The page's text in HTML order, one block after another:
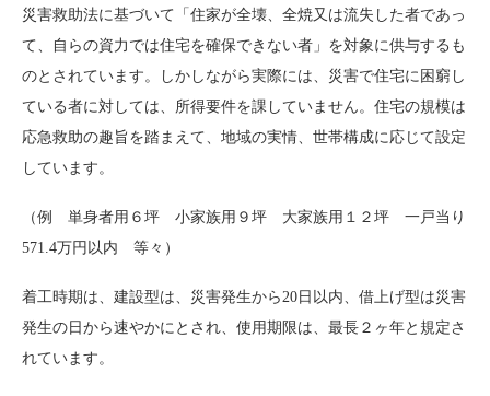
災害救助法に基づいて「住家が全壊、全焼又は流失した者であっ
て、自らの資力では住宅を確保できない者」を対象に供与するも
のとされています。しかしながら実際には、災害で住宅に困窮し
ている者に対しては、所得要件を課していません。住宅の規模は
応急救助の趣旨を踏まえて、地域の実情、世帯構成に応じて設定
しています。
（例 単身者用６坪 小家族用９坪 大家族用１２坪 一戸当り
571.4万円以内 等々）
着工時期は、建設型は、災害発生から20 日以内、借上げ型は災害
発生の日から速やかにとされ、使用期限は、最長２ヶ年と規定さ
れています。